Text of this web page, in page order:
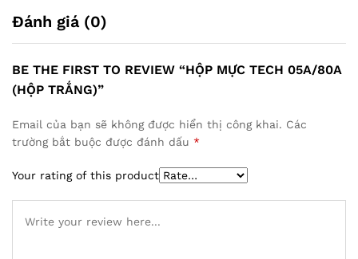
Đánh giá (0)
BE THE FIRST TO REVIEW “HỘP MỰC TECH 05A/80A
(HỘP TRẮNG)”
Email của bạn sẽ không được hiển thị công khai. Các
trường bắt buộc được đánh dấu *
Your rating of this product